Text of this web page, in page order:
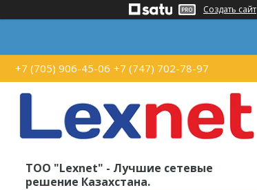
Создать сайт
+7 (705) 906-45-06 +7 (747) 702-78-97
ТОО "Lexnet" - Лучшие сетевые
решение Казахстана.